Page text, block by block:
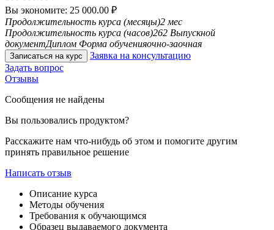
Вы экономите: 25 000.00 ₽
Продолжительность курса (месяцы)2 мес
Продолжительность курса (часов)262 Выпускной
документДиплом Форма обученияочно-заочная
Записаться на курс
Заявка на консультацию
Задать вопрос
Отзывы
Сообщения не найдены
Вы пользовались продуктом?
Расскажите нам что-нибудь об этом и помогите другим
принять правильное решение
Написать отзыв
Описание курса
Методы обучения
Требования к обучающимся
Образец выдаваемого документа